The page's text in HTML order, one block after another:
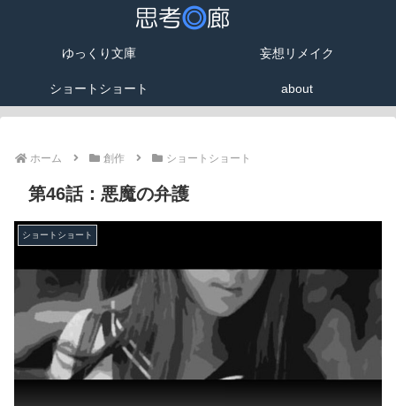
ゆっくり文庫 妄想リメイク
ショートショート about
ホーム 創作 ショートショート
第46話：悪魔の弁護
ショートショート